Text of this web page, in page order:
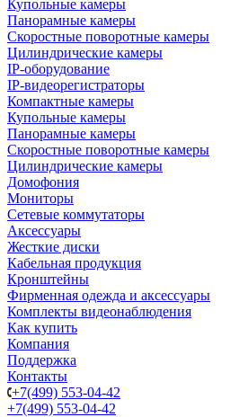
Купольные камеры
Панорамные камеры
Скоростные поворотные камеры
Цилиндрические камеры
IP-оборудование
IP-видеорегистраторы
Компактные камеры
Купольные камеры
Панорамные камеры
Скоростные поворотные камеры
Цилиндрические камеры
Домофония
Мониторы
Сетевые коммутаторы
Аксессуары
Жесткие диски
Кабельная продукция
Кронштейны
Фирменная одежда и аксессуары
Комплекты видеонаблюдения
Как купить
Компания
Поддержка
Контакты
+7(499) 553-04-42
+7(499) 553-04-42